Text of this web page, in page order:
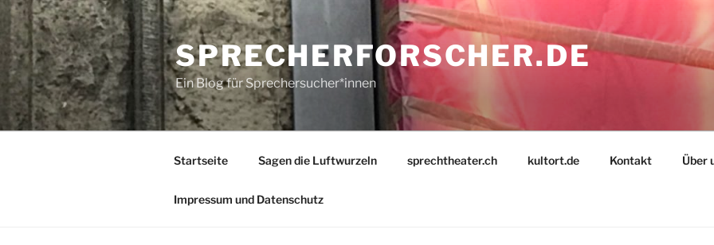
Zum
Inhalt
springen
SPRECHERFORSCHER.DE
Ein Blog für Sprechersucher*innen
Startseite Sagen die Luftwurzeln sprechtheater.ch kultort.de Kontakt Über
Impressum und Datenschutz